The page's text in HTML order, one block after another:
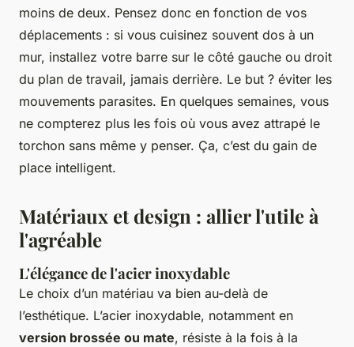
moins de deux. Pensez donc en fonction de vos
déplacements : si vous cuisinez souvent dos à un
mur, installez votre barre sur le côté gauche ou droit
du plan de travail, jamais derrière. Le but ? éviter les
mouvements parasites. En quelques semaines, vous
ne compterez plus les fois où vous avez attrapé le
torchon sans même y penser. Ça, c’est du gain de
place intelligent.
Matériaux et design : allier l'utile à
l'agréable
L'élégance de l'acier inoxydable
Le choix d’un matériau va bien au-delà de
l’esthétique. L’acier inoxydable, notamment en
version brossée ou mate, résiste à la fois à la